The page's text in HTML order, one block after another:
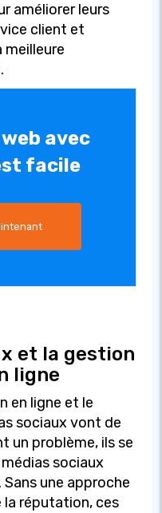
améliorer leurs
client et
meilleure
avec
facile
et la gestion
ligne
en ligne et le
sociaux vont de
un problème, ils se
sociaux
une approche
réputation, ces